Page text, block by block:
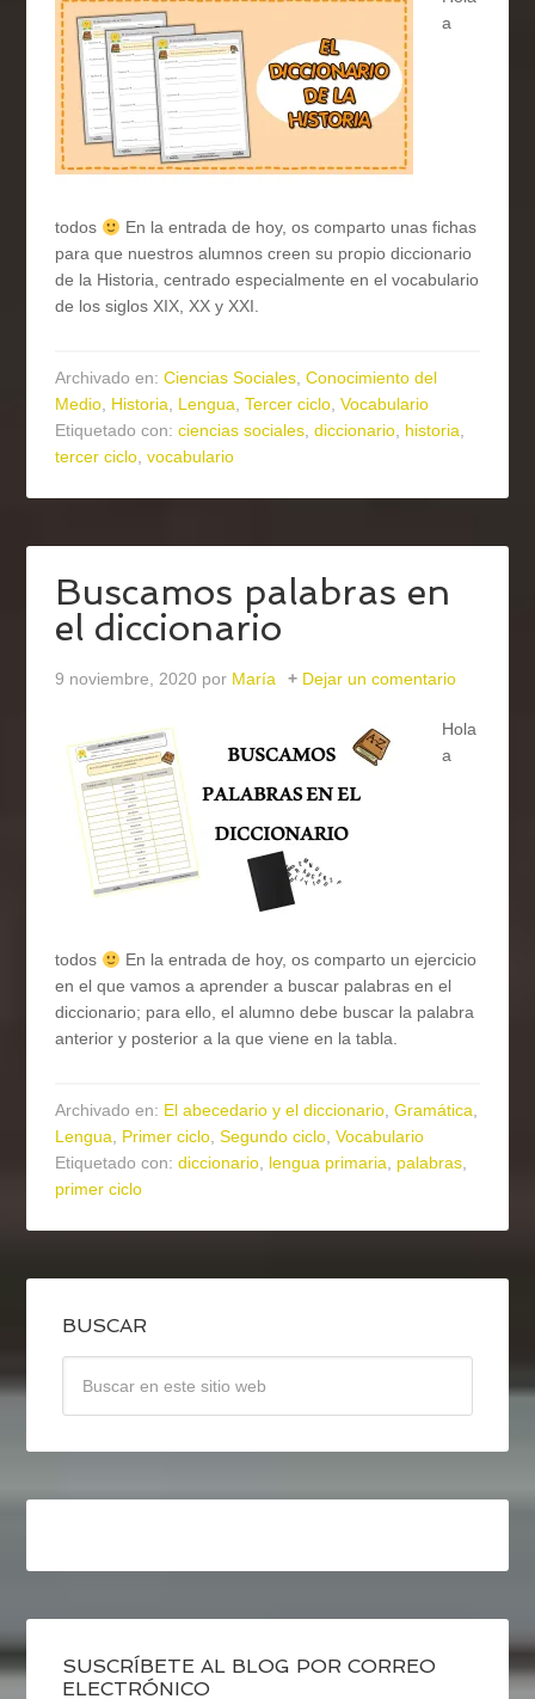
a
todos
En la entrada de hoy, os comparto unas fichas
para que nuestros alumnos creen su propio diccionario
de la Historia, centrado especialmente en el vocabulario
de los siglos XIX, XX y XXI.
Archivado en:Ciencias Sociales,Conocimiento del
Medio, Historia, Lengua,Tercer ciclo,Vocabulario
Etiquetado con:ciencias sociales,diccionario, historia,
tercer ciclo,vocabulario
Buscamos palabras en
el diccionario
9 noviembre, 2020 por María Dejar un comentario
Hola
a
todos
En la entrada de hoy, os comparto un ejercicio
en el que vamos a aprender a buscar palabras en el
diccionario; para ello, el alumno debe buscar la palabra
anterior y posterior a la que viene en la tabla.
Archivado en: El abecedario y el diccionario,Gramática,
Lengua, Primer ciclo,Segundo ciclo,Vocabulario
Etiquetado con:diccionario, lengua primaria, palabras,
primer ciclo
BUSCAR
SUSCRÍBETE AL BLOG POR CORREO
ELECTRÓNICO